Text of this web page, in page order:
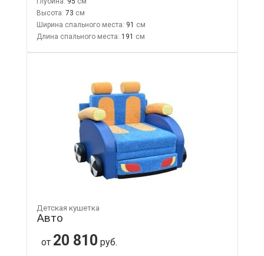
Высота: 73
Ширина спального места: 91
Длина спального места: 191
Детская кушетка
Авто
от 20 810 руб.